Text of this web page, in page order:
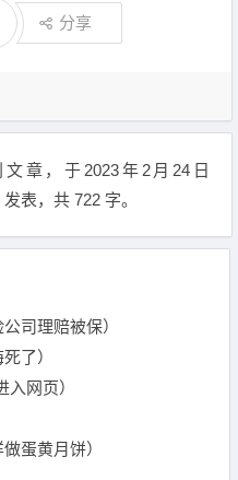
分享
章，于2023年2月24日
发表，共 722 字。
司理赔被保）
了）
网页）
蛋黄月饼）